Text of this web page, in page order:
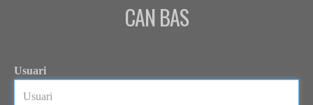
CAN BAS
Usuari